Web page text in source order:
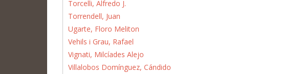
Torcelli, Alfredo J.
Torrendell, Juan
Ugarte, Floro Meliton
Vehils i Grau, Rafael
Vignati, Milcíades Alejo
Villalobos Domínguez, Cándido